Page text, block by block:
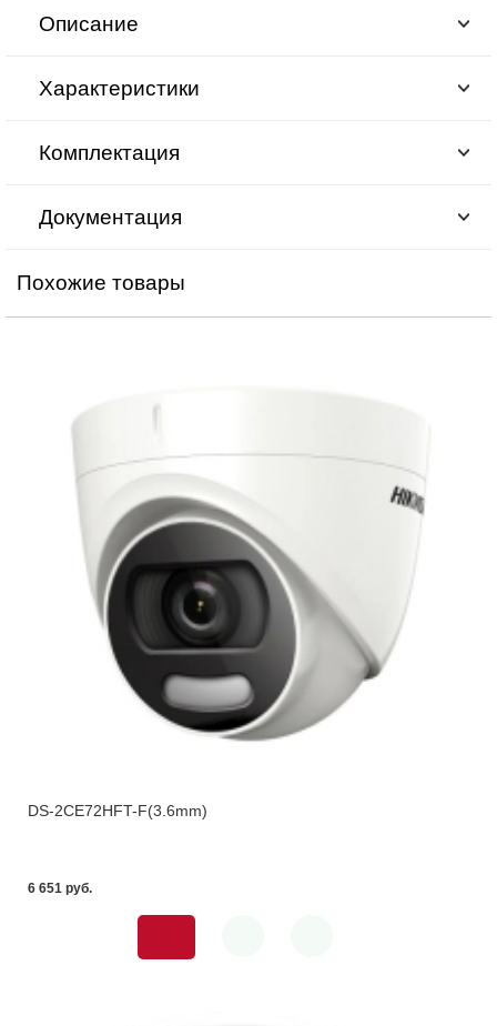
Описание
Характеристики
Комплектация
Документация
Похожие товары
DS-2CE72HFT-F(3.6mm)
6 651 pуб.